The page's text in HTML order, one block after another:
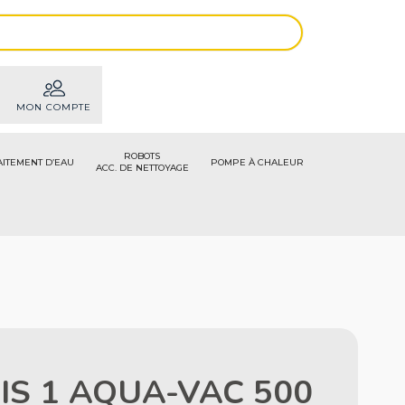
MON COMPTE
D’EAU
ROBOTS
ACC. DE NETTOYAGE
POMPE À CHALEUR
1 AQUA-VAC 500